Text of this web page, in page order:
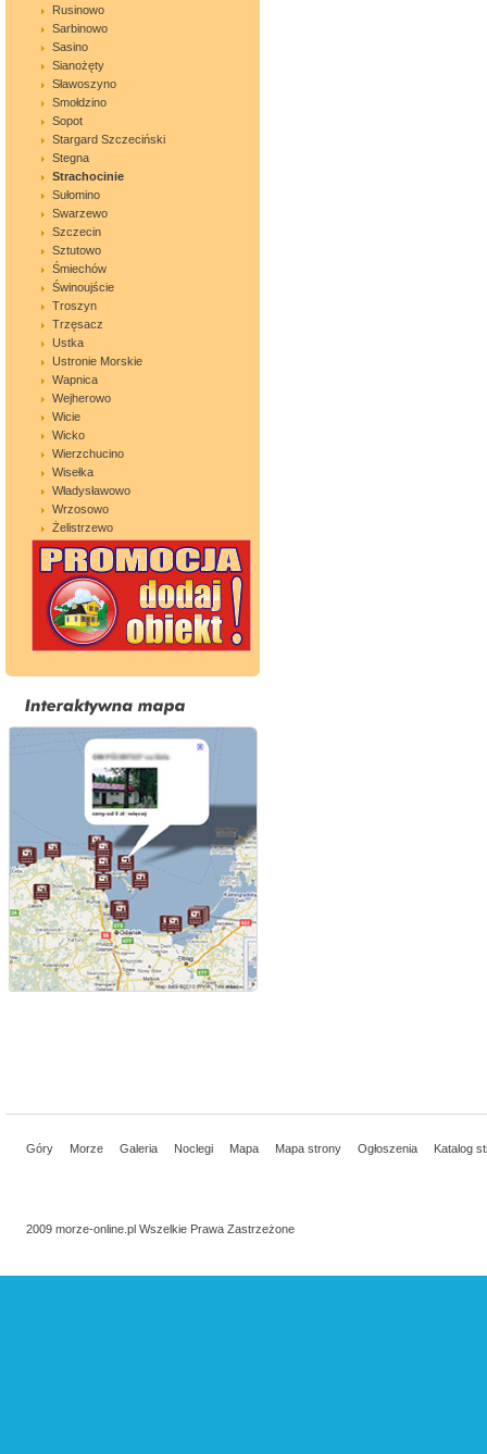
Rusinowo
Sarbinowo
Sasino
Sianożęty
Sławoszyno
Smołdzino
Sopot
Stargard Szczeciński
Stegna
Strachocinie
Sułomino
Swarzewo
Szczecin
Sztutowo
Śmiechów
Świnoujście
Troszyn
Trzęsacz
Ustka
Ustronie Morskie
Wapnica
Wejherowo
Wicie
Wicko
Wierzchucino
Wisełka
Władysławowo
Wrzosowo
Żelistrzewo
Góry Morze Galeria Noclegi Mapa Mapa strony Ogłoszenia Katalog
2009 morze-online.pl Wszelkie Prawa Zastrzeżone